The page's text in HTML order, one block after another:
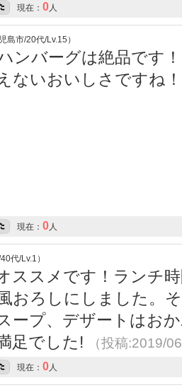
現在： 0人
島市/20代/Lv.15）
ンバーグは絶品です
ないおいしさですね
現在： 0人
代/Lv.1）
ススメです！ランチ
おろしにしました。
ープ、デザートはお
足でした!
（投稿:2019/
現在： 0人